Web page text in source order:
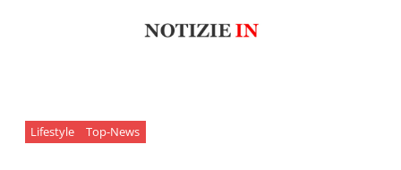
Lifestyle Top-News